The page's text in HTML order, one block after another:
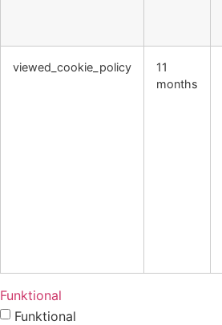
viewed_cookie_policy
11
months
Funktional
Funktional